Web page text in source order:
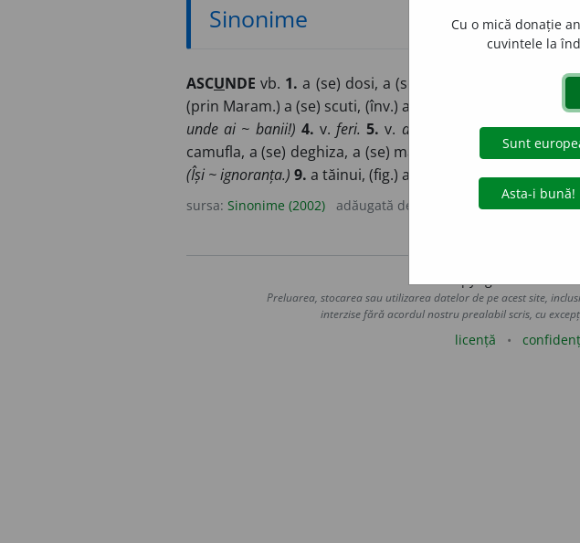
Sinonime
ASCUNDE vb. 1. a (se) dosi, a (se) mistui, (rar) a (se)
(prin Maram.) a (se) scuti, (înv.) a (se) supune.
(S-a ~ în
unde ai ~ banii!) 4. v.feri. 5. v. acoperi. a masca, a
camufla, a (se) deghiza, a (se) masca.
(~ adevărul.) 8.a
(Își ~ ignoranța.) 9. a tăinui, (fig.) a înăbuși. (Și-a ~ durerea.)
sursa: Sinonime (2002) adăugată de acțiuni
Copyright © 2004-
Preluarea, stocarea sau utilizarea datelor de pe acest site,
interzise fără acordul nostru prealabil scris, cu
licență
Cu o mică donație
cuvintele la